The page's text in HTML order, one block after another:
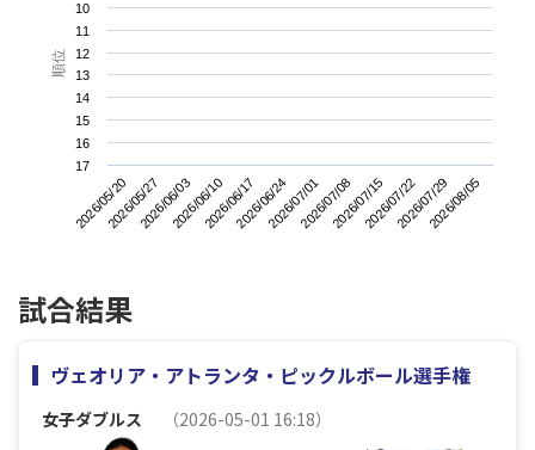
順位
2026/05/202026/05/272026/06/032026/06/102026/06/172026/06/242026/07/012026/07/082026/07/152026/07/222026/07/292026/08/05
10
11
12
13
14
15
16
17
試合結果
ヴェオリア・アトランタ・ピックルボール選手権
女子ダブルス （2026-05-01 16:18）